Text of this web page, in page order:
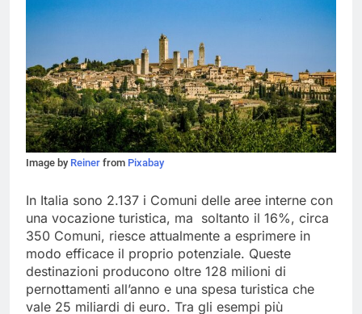
Image by Reiner from Pixabay
In Italia sono 2.137 i Comuni delle aree interne con
una vocazione turistica, ma soltanto il 16%, circa
350 Comuni, riesce attualmente a esprimere in
modo efficace il proprio potenziale. Queste
destinazioni producono oltre 128 milioni di
pernottamenti all’anno e una spesa turistica che
vale 25 miliardi di euro. Tra gli esempi più